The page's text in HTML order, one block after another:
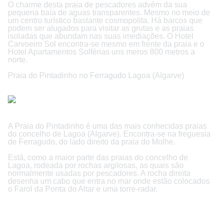
O charme desta praia de pescadores advém da sua
pequena baía de aguas transparentes. Mesmo no meio de
um centro turístico bastante cosmopolita. Há barcos que
podem ser alugados para visitar as grutas e as praias
isoladas que abundam nas suas imediações. O Hotel
Carvoeiro Sol encontra-se mesmo em frente da praia e o
Hotel Apartamentos Solférias uns meros 800 metros a
norte.
Praia do Pintadinho no Ferragudo Lagoa (Algarve)
A Praia do Pintadinho é uma das mais conhecidas praias
do concelho de Lagoa (Algarve). Encontra-se na freguesia
de Ferragudo, do lado direito da praia do Molhe.
Está, como a maior parte das praias do concelho de
Lagoa, rodeada por rochas argilosas, as quais são
normalmente usadas por pescadores. A rocha direita
desenha um cabo que entra no mar onde estão colocados
o Farol da Ponta do Altar e uma torre-radar.